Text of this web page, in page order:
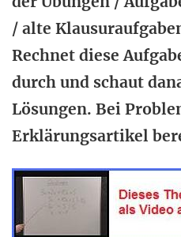
/ alte
Rechnet diese
durch und schaut
Lösungen. Bei
Erklärungsartikel